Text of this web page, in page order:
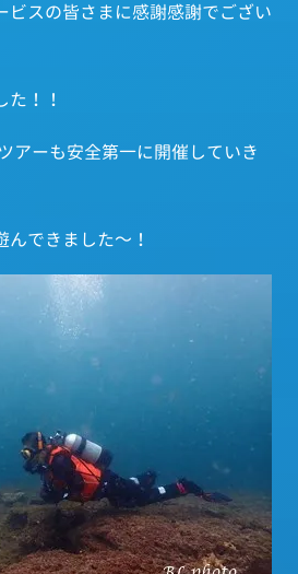
ビスの皆さまに感謝感謝でござい
た！！
アーも安全第一に開催していき
できました～！